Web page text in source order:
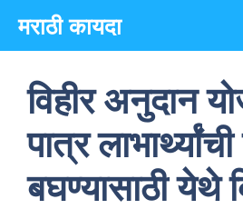
content
मराठी कायदा
विहीर अनुदान
पात्र
बघण्यासाठी येथे